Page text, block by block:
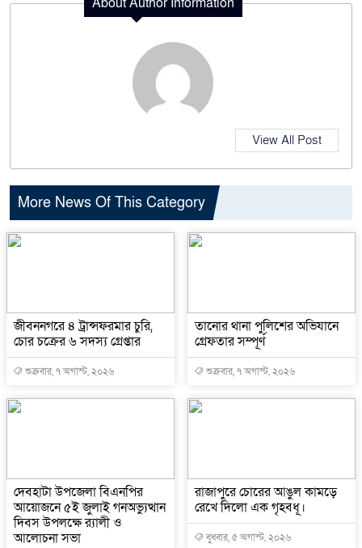
View All Post
More News Of This Category
জীবননগরে ৪ ট্রান্সফরমার চুরি,
চোর চক্রের ৬ সদস্য গ্রেপ্তার
শুক্রবার, ৭ অগাস্ট, ২০২৬
তানোর থানা পুলিশের অভিযানে
গ্রেফতার সম্পূর্ণ
শুক্রবার, ৭ অগাস্ট, ২০২৬
দেবহাটা উপজেলা বিএনপির
আয়োজনে ৫ই জুলাই গনঅভ্যুত্থান
দিবস উপলক্ষে র‍্যালী ও
আলোচনা সভা
রাজাপুরে চোরের আঙুল কামড়ে
রেখে দিলো এক গৃহবধূ।
বুধবার, ৫ অগাস্ট, ২০২৬